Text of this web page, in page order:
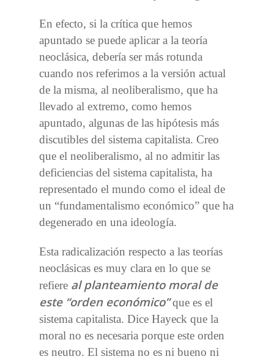
En efecto, si la crítica que hemos
apuntado se puede aplicar a la teoría
neoclásica, debería ser más rotunda
cuando nos referimos a la versión actual
de la misma, al neoliberalismo, que ha
llevado al extremo, como hemos
apuntado, algunas de las hipótesis más
discutibles del sistema capitalista. Creo
que el neoliberalismo, al no admitir las
deficiencias del sistema capitalista, ha
representado el mundo como el ideal de
un “fundamentalismo económico” que ha
degenerado en una ideología.
Esta radicalización respecto a las teorías
neoclásicas es muy clara en lo que se
refiere al planteamiento moral de
este “orden económico”que es el
sistema capitalista. Dice Hayeck que la
moral no es necesaria porque este orden
es neutro. El sistema no es ni bueno ni